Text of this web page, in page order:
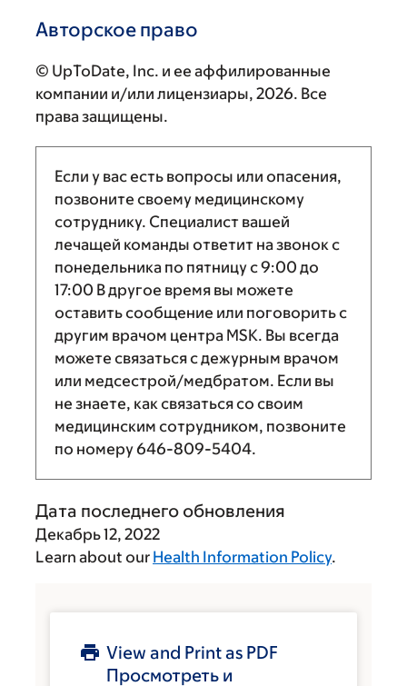
Авторское право
© UpToDate, Inc. и ее аффилированные
компании и/или лицензиары, 2026. Все
права защищены.
Если у вас есть вопросы или опасения,
позвоните своему медицинскому
сотруднику. Специалист вашей
лечащей команды ответит на звонок с
понедельника по пятницу с9:00 до
17:00 В другое время вы можете
оставить сообщение или поговорить с
другим врачом центра MSK. Вы всегда
можете связаться с дежурным врачом
или медсестрой/медбратом. Если вы
не знаете, как связаться со своим
медицинским сотрудником, позвоните
по номеру646-809-5404.
Дата последнего обновления
Декабрь 12, 2022
Learn about our Health Information Policy.
View and Print as PDF
Просмотреть и